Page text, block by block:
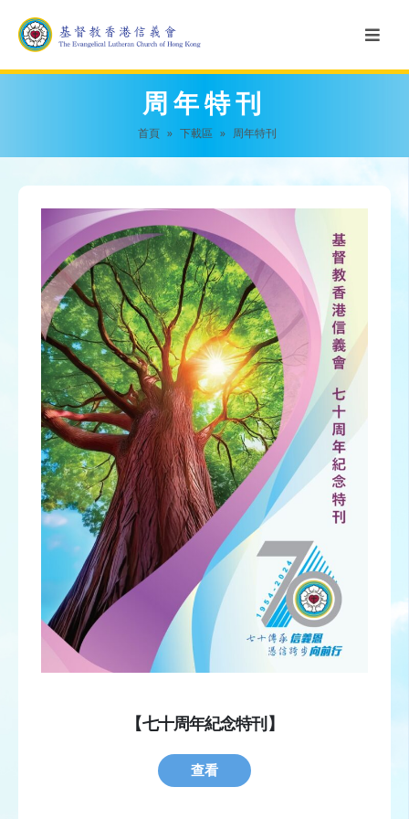
周年特刊
首頁 » 下載區 » 周年特刊
【七十周年紀念特刊】
查看